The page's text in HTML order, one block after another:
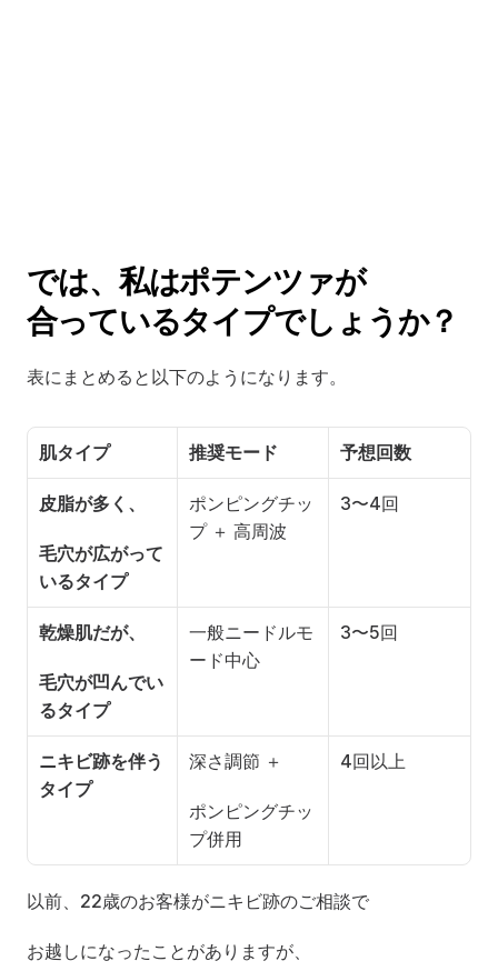
では、私はポテンツァが
合っているタイプでしょうか？
表にまとめると以下のようになります。
肌タイプ 推奨モード 予想回数
皮脂が多く、
毛穴が広がって
いるタイプ
ポンピングチッ
プ ＋ 高周波
3〜4回
乾燥肌だが、
毛穴が凹んでい
るタイプ
一般ニードルモ
ード中心
3〜5回
ニキビ跡を伴う
タイプ
深さ調節 ＋
ポンピングチッ
プ併用
4回以上
以前、22歳のお客様がニキビ跡のご相談で
お越しになったことがありますが、